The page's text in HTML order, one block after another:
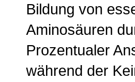
Bildung von
Aminosäuren
Prozentualer
während der